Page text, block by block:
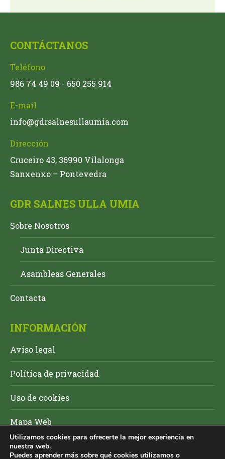
CONTÁCTANOS
Teléfono
986 74 49 09 - 650 255 914
E-mail
info@gdrsalnesullaumia.com
Dirección
Cruceiro 43, 36990 Vilalonga
Sanxenxo – Pontevedra
GDR SALNES ULLA UMIA
Sobre Nosotros
Junta Directiva
Asambleas Generales
Contacta
INFORMACIÓN
Aviso legal
Política de privacidad
Uso de cookies
Mapa Web
Utilizamos cookies para ofrecerte la mejor experiencia en
nuestra web.
Puedes aprender más sobre qué cookies utilizamos o